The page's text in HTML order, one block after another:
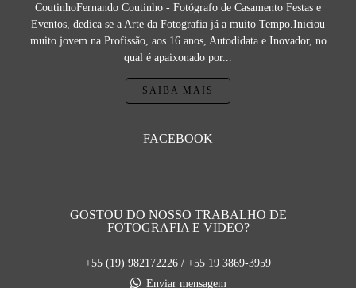
CoutinhoFernando Coutinho - Fotógrafo de Casamento Festas e
Eventos, dedica se a Arte da Fotografia já a muito Tempo.Iniciou
muito jovem na Profissão, aos 16 anos, Autodidata e Inovador, no
qual é apaixonado por...
SAIBA MAIS
FACEBOOK
GOSTOU DO NOSSO TRABALHO DE
FOTOGRAFIA E VIDEO?
+55 (19) 982172226 / +55 19 3869-3959
Enviar mensagem